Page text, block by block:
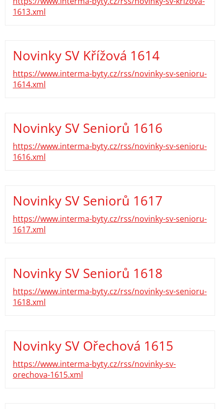
1613.xml
Novinky SV Křížová 1614
https://www.interma-byty.cz/rss/novinky-sv-senioru-
1614.xml
Novinky SV Seniorů 1616
https://www.interma-byty.cz/rss/novinky-sv-senioru-
1616.xml
Novinky SV Seniorů 1617
https://www.interma-byty.cz/rss/novinky-sv-senioru-
1617.xml
Novinky SV Seniorů 1618
https://www.interma-byty.cz/rss/novinky-sv-senioru-
1618.xml
Novinky SV Ořechová 1615
https://www.interma-byty.cz/rss/novinky-sv-
orechova-1615.xml